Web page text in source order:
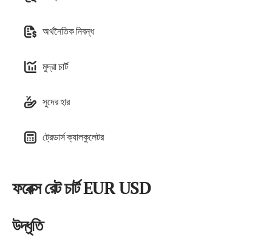
অংশীদারিত্বঅর্থনৈতিক নিবন্ধ
মুদ্রা চার্ট
সুদের হার
ট্রেডার্স ক্যালকুলেটর
ফরেক্স রেট চার্ট EUR USD
উদ্ধৃতি